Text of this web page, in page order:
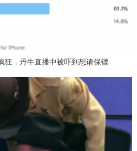
狂，丹牛直播中被吓到想请保镖